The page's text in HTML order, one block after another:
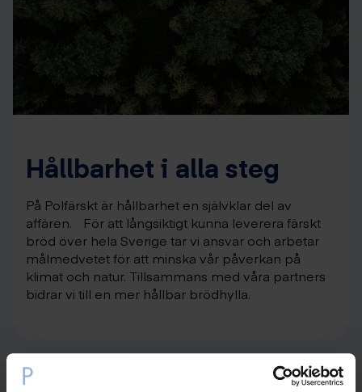
Hållbarhet i alla steg
På Polfärskt är hållbarhet en självklar del av
affären. För att långsiktigt kunna leverera färskt
bröd över hela Sverige tar vi ansvar och arbetar
målmedvetet för att minska vår påverkan på
klimat och natur. Tillsammans med våra partners
bidrar vi till en mer hållbar brödhylla.